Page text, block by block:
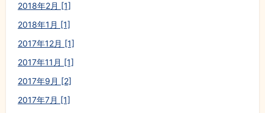
2018年2月 [1]
2018年1月 [1]
2017年12月 [1]
2017年11月 [1]
2017年9月 [2]
2017年7月 [1]